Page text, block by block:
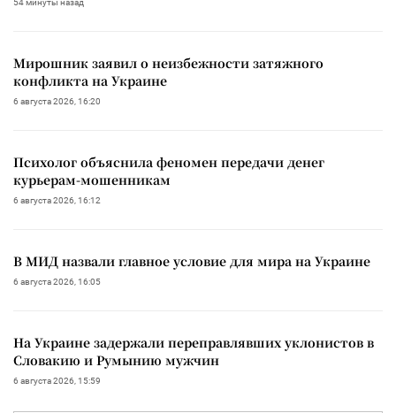
54 минуты назад
Мирошник заявил о неизбежности затяжного
конфликта на Украине
6 августа 2026, 16:20
Психолог объяснила феномен передачи денег
курьерам-мошенникам
6 августа 2026, 16:12
В МИД назвали главное условие для мира на Украине
6 августа 2026, 16:05
На Украине задержали переправлявших уклонистов в
Словакию и Румынию мужчин
6 августа 2026, 15:59